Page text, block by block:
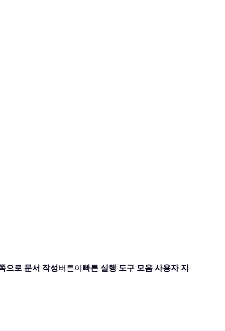
으로 문서 작성버튼이빠른 실행 도구 모음 사용자 지